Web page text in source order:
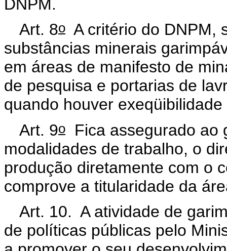
DNPM.
Art. 8o A critério do DNPM,
substâncias minerais
em áreas de manifesto de
de pesquisa e portarias de
quando houver
Art. 9o Fica assegurado ao
modalidades de trabalho, o
produção diretamente com o
comprove a titularidade da
Art. 10. A atividade de
de políticas públicas pelo